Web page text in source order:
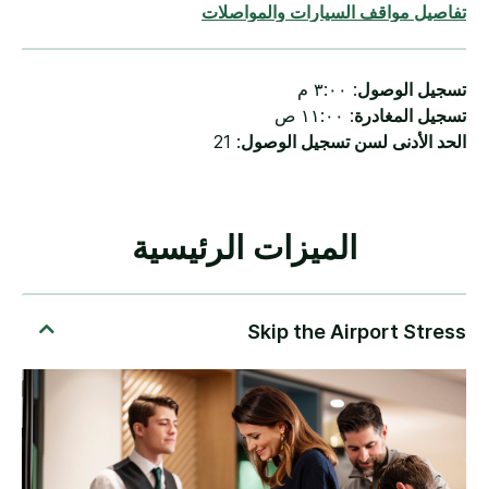
تفاصيل مواقف السيارات والمواصلات
تسجيل الوصول: ٣:٠٠ م
تسجيل المغادرة: ١١:٠٠ ص
الحد الأدنى لسن تسجيل الوصول: 21
الميزات الرئيسية